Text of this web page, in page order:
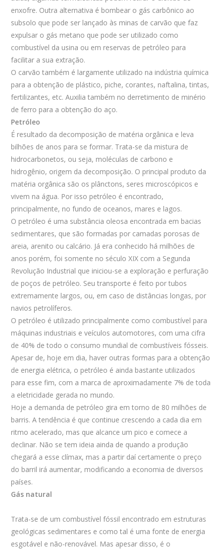
enxofre. Outra alternativa é bombear o gás carbônico ao
subsolo que pode ser lançado às minas de carvão que faz
expulsar o gás metano que pode ser utilizado como
combustível da usina ou em reservas de petróleo para
facilitar a sua extração.
O carvão também é largamente utilizado na indústria química
para a obtenção de plástico, piche, corantes, naftalina, tintas,
fertilizantes, etc. Auxilia também no derretimento de minério
de ferro para a obtenção do aço.
Petróleo
É resultado da decomposição de matéria orgânica e leva
bilhões de anos para se formar. Trata-se da mistura de
hidrocarbonetos, ou seja, moléculas de carbono e
hidrogênio, origem da decomposição. O principal produto da
matéria orgânica são os plânctons, seres microscópicos e
vivem na água. Por isso petróleo é encontrado,
principalmente, no fundo de oceanos, mares e lagos.
O petróleo é uma substância oleosa encontrada em bacias
sedimentares, que são formadas por camadas porosas de
areia, arenito ou calcário. Já era conhecido há milhões de
anos porém, foi somente no século XIX com a Segunda
Revolução Industrial que iniciou-se a exploração e perfuração
de poços de petróleo. Seu transporte é feito por tubos
extremamente largos, ou, em caso de distâncias longas, por
navios petrolíferos.
O petróleo é utilizado principalmente como combustível para
máquinas industriais e veículos automotores, com uma cifra
de 40% de todo o consumo mundial de combustíveis fósseis.
Apesar de, hoje em dia, haver outras formas para a obtenção
de energia elétrica, o petróleo é ainda bastante utilizados
para esse fim, com a marca de aproximadamente 7% de toda
a eletricidade gerada no mundo.
Hoje a demanda de petróleo gira em torno de 80 milhões de
barris. A tendência é que continue crescendo a cada dia em
ritmo acelerado, mas que alcance um pico e comece a
declinar. Não se tem ideia ainda de quando a produção
chegará a esse clímax, mas a partir daí certamente o preço
do barril irá aumentar, modificando a economia de diversos
países.
Gás natural
Trata-se de um combustível fóssil encontrado em estruturas
geológicas sedimentares e como tal é uma fonte de energia
esgotável e não-renovável. Mas apesar disso, é o